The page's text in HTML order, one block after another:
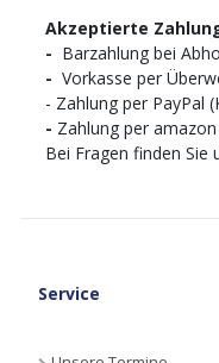
Akzeptierte
- Barzahlung bei
- Vorkasse per
- Zahlung per PayPal
- Zahlung per
Bei Fragen finden Sie
Service